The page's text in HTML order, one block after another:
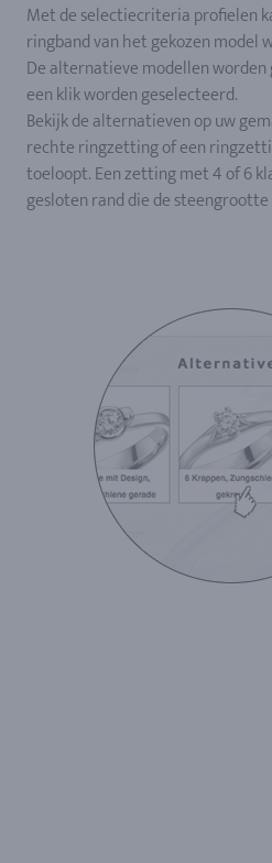
Met de selectiecriteria profielen
ringband van het gekozen model
De alternatieve modellen
een klik worden geselecteerd.
Bekijk de alternatieven op uw
rechte ringzetting of een
toeloopt. Een zetting met 4 of 6
gesloten rand die de